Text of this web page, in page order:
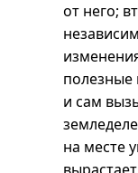
от него;
полезные
и сам
на месте